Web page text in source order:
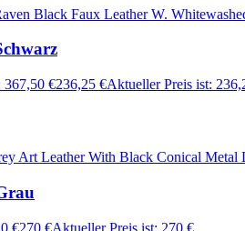
367,50 €236,25 €Aktueller Preis ist:
€270 €Aktueller Preis ist: 270 €.